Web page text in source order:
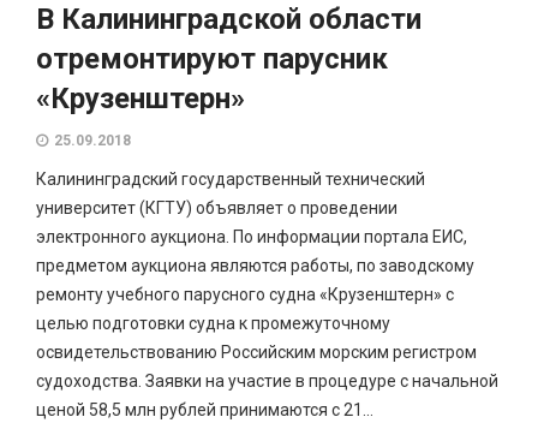
В Калининградской области
отремонтируют парусник
«Крузенштерн»
25.09.2018
Калининградский государственный технический
университет (КГТУ) объявляет о проведении
электронного аукциона. По информации портала ЕИС,
предметом аукциона являются работы, по заводскому
ремонту учебного парусного судна «Крузенштерн» с
целью подготовки судна к промежуточному
освидетельствованию Российским морским регистром
судоходства. Заявки на участие в процедуре с начальной
ценой 58,5 млн рублей принимаются с 21...